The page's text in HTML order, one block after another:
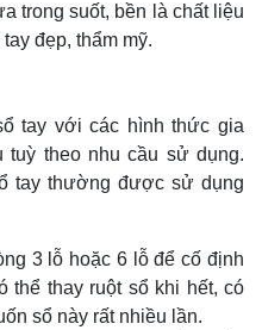
trong suốt, bền là chất liệu
đẹp, thẩm mỹ.
tay với các hình thức gia
tuỳ theo nhu cầu sử dụng.
tay thường được sử dụng
3 lỗ hoặc 6 lỗ để cố định
thể thay ruột sổ khi hết, có
sổ này rất nhiều lần.